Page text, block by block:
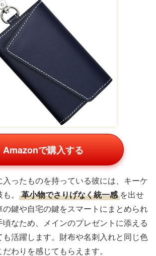
Amazonで購入する
ったものを持っている彼には、キーケ
。
革小物でさりげなく統一感 を出せ
の鍵や自宅の鍵をスマートにまとめられ
頃なため、メインのプレゼントに添える
活躍します。財布や名刺入れと同じ色
わりを感じてもらえます。